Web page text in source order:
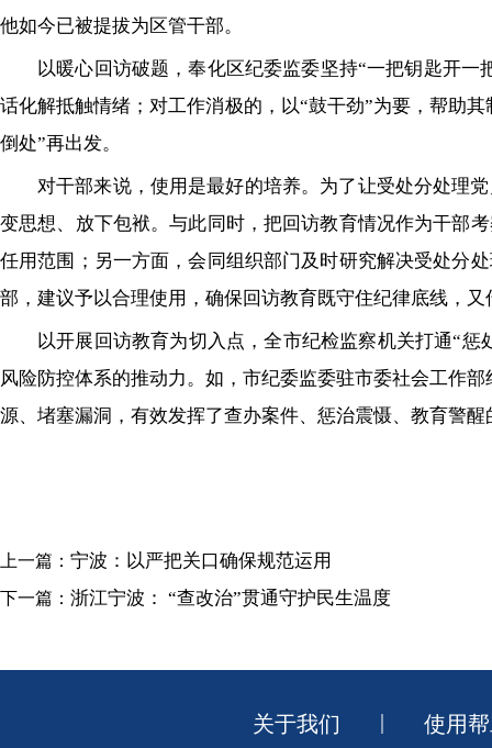
他如今已被提拔为区管干部。
以暖心回访破题，奉化区纪委监委坚持“一把钥匙开
话化解抵触情绪；对工作消极的，以“鼓干劲”为要，帮助
倒处”再出发。
对干部来说，使用是最好的培养。为了让受处分处理
变思想、放下包袱。与此同时，把回访教育情况作为干部
任用范围；另一方面，会同组织部门及时研究解决受处分
部，建议予以合理使用，确保回访教育既守住纪律底线，又
以开展回访教育为切入点，全市纪检监察机关打通“
风险防控体系的推动力。如，市纪委监委驻市委社会工作
源、堵塞漏洞，有效发挥了查办案件、惩治震慑、教育警醒
上一篇： 宁波：以严把关口确保规范运用
下一篇： 浙江宁波： “查改治”贯通守护民生温度
关于我们 | 使用